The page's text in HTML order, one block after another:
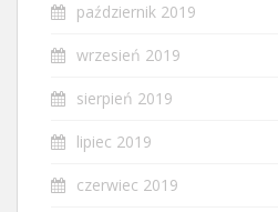
październik 2019
wrzesień 2019
sierpień 2019
lipiec 2019
czerwiec 2019